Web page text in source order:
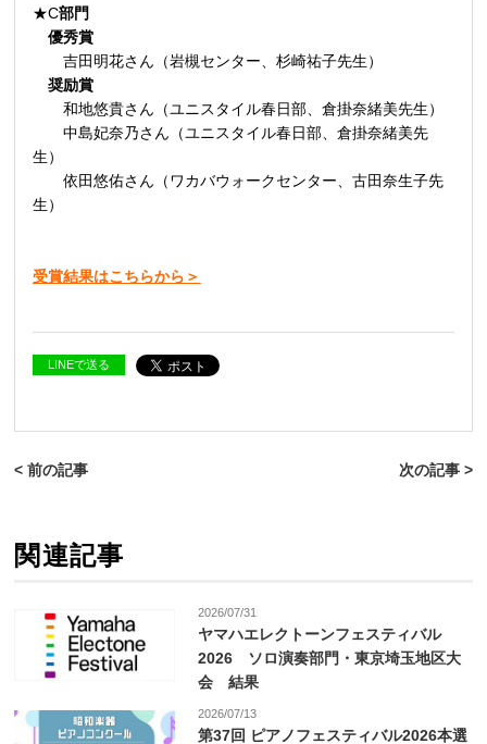
★C部門
優秀賞
吉田明花さん（岩槻センター、杉崎祐子先生）
奨励賞
和地悠貴さん（ユニスタイル春日部、倉掛奈緒美先生）
中島妃奈乃さん（ユニスタイル春日部、倉掛奈緒美先
生）
依田悠佑さん（ワカバウォークセンター、古田奈生子先
生）
受賞結果はこちらから＞
LINEで送る
< 前の記事 次の記事 >
関連記事
2026/07/31
ヤマハエレクトーンフェスティバル
2026 ソロ演奏部門・東京埼玉地区大
会 結果
2026/07/13
第37回 ピアノフェスティバル2026本選